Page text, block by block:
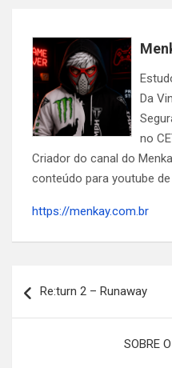
Da
no
Criador do canal do
conteúdo para youtube
https://menkay.com.br
de
Re:turn 2 – Runaway
SOBRE